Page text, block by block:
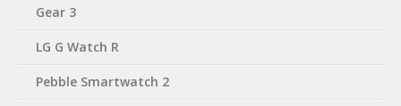
Gear 3
LG G Watch R
Pebble Smartwatch 2